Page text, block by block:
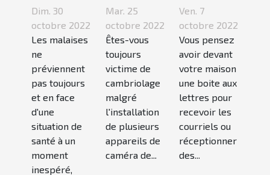
appel à
une
maison
médicale
de garde
?
Dim. 30
octobre 2022
Les malaises
ne
préviennent
pas toujours
et en face
d'une
situation de
santé à un
moment
inespéré,
une
caméra
espion ?
Mar. 25
octobre 2022
Êtes-vous
toujours
victime de
cambriolage
malgré
l'installation
de plusieurs
appareils de
caméra de...
aux
lettres :3
conseils
pour bien
choisir un
bon
modèle
Ven. 7
octobre 2022
Vous pensez
avoir devant
votre maison
une boite aux
lettres pour
recevoir les
courriels ou
réceptionner
des...